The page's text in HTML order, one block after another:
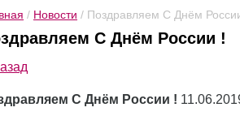
/ Новости / Поздравляем С Днём
С Днём России !
С Днём России !